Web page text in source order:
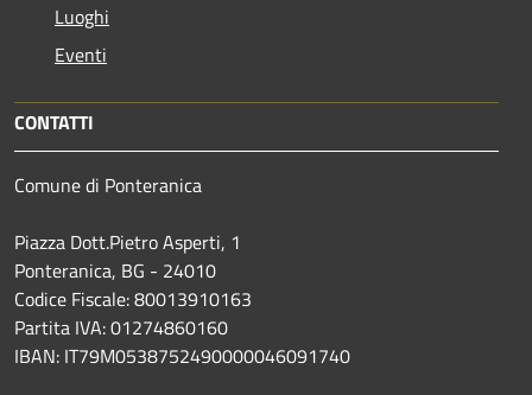
Luoghi
Eventi
CONTATTI
Comune di Ponteranica
Piazza Dott.Pietro Asperti, 1
Ponteranica, BG - 24010
Codice Fiscale: 80013910163
Partita IVA: 01274860160
IBAN: IT79M0538752490000046091740